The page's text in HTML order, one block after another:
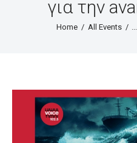
για την
Home All Events